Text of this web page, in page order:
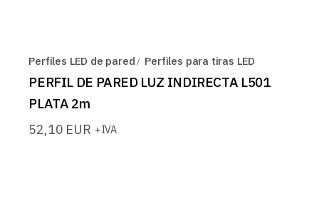
Perfiles LED de pared Perfiles para tiras LED
PERFIL DE PARED LUZ INDIRECTA L501
PLATA 2m
52,10 EUR +IVA